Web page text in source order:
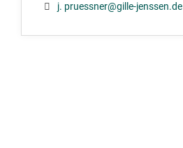
j. pruessner@gille-jenssen.de